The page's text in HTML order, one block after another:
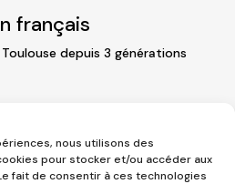
nous utilisons des
pour stocker et/ou accéder aux
fait de consentir à ces technologies
français
depuis 3 générations